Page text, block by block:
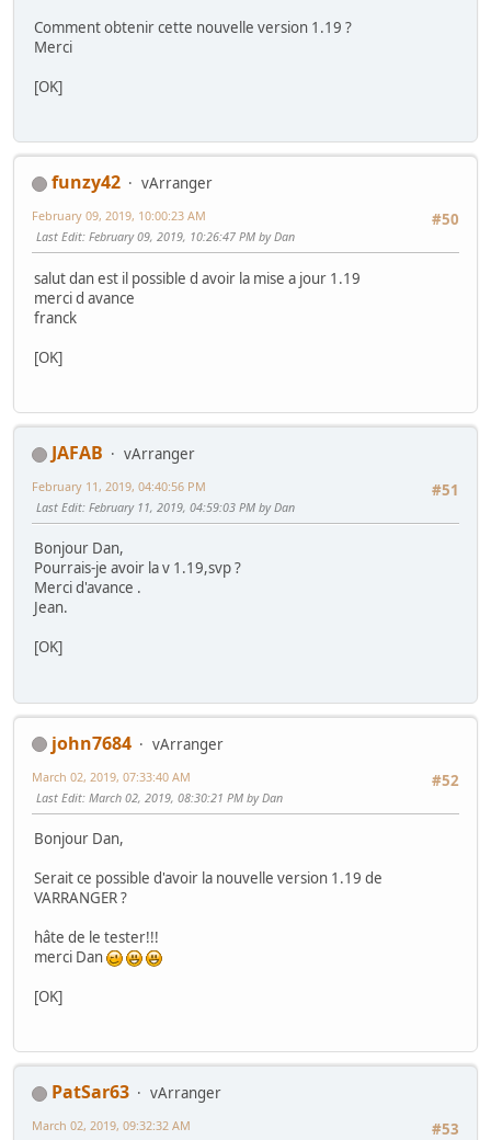
Comment obtenir cette nouvelle version 1.19 ?
Merci
[OK]
funzy42
vArranger
#50
February 09, 2019, 10:00:23 AM
Last Edit: February 09, 2019, 10:26:47 PM by Dan
salut dan est il possible d avoir la mise a jour 1.19
merci d avance
franck
[OK]
JAFAB
vArranger
#51
February 11, 2019, 04:40:56 PM
Last Edit: February 11, 2019, 04:59:03 PM by Dan
Bonjour Dan,
Pourrais-je avoir la v 1.19,svp ?
Merci d'avance .
Jean.
[OK]
john7684
vArranger
#52
March 02, 2019, 07:33:40 AM
Last Edit: March 02, 2019, 08:30:21 PM by Dan
Bonjour Dan,
Serait ce possible d'avoir la nouvelle version 1.19 de
VARRANGER ?
hâte de le tester!!!
merci Dan
[OK]
PatSar63
vArranger
#53
March 02, 2019, 09:32:32 AM